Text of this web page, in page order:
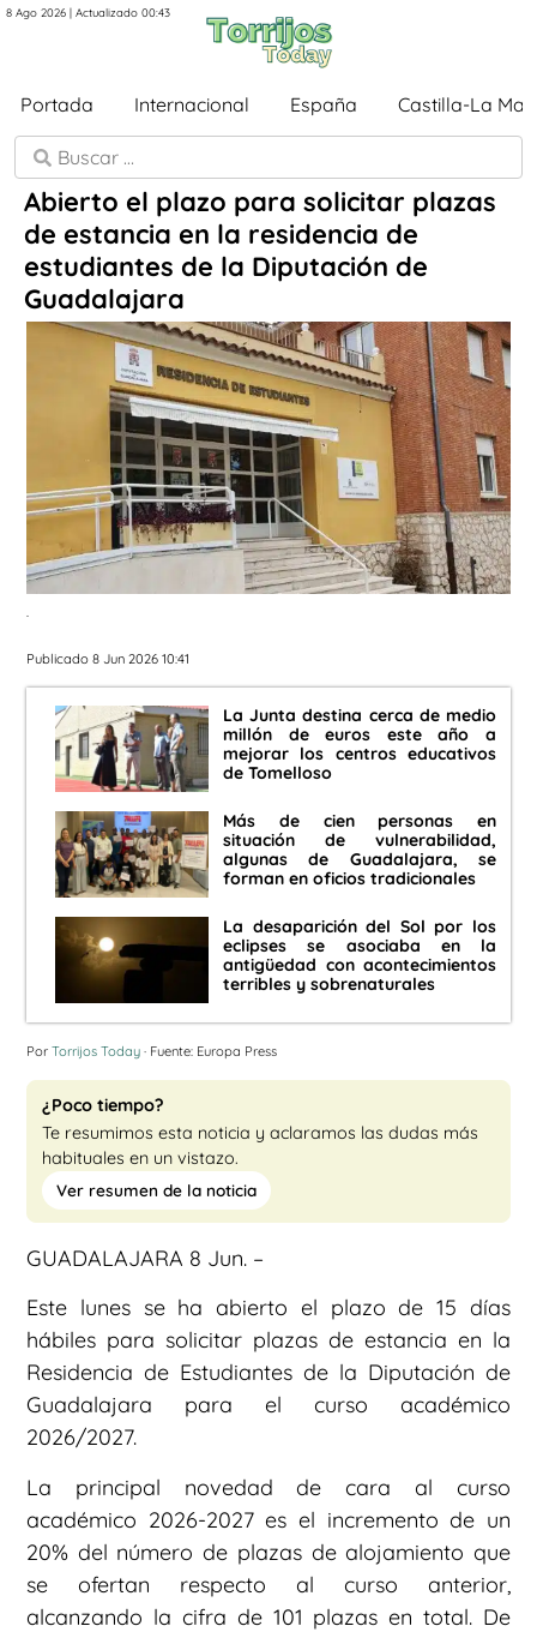
8 Ago 2026 | Actualizado 00:43
Portada Internacional España Castilla-La
Abierto el plazo para solicitar plazas
de estancia en la residencia de
estudiantes de la Diputación de
Guadalajara
.
Publicado 8 Jun 2026 10:41
La Junta destina cerca de medio
millón de euros este año a
mejorar los centros educativos
de Tomelloso
Más de cien personas en
situación de vulnerabilidad,
algunas de Guadalajara, se
forman en oficios tradicionales
La desaparición del Sol por los
eclipses se asociaba en la
antigüedad con acontecimientos
terribles y sobrenaturales
Por Torrijos Today · Fuente: Europa Press
¿Poco tiempo?
Te resumimos esta noticia y aclaramos las dudas más
habituales en un vistazo.
Ver resumen de la noticia
GUADALAJARA 8 Jun. –
Este lunes se ha abierto el plazo de 15 días
hábiles para solicitar plazas de estancia en la
Residencia de Estudiantes de la Diputación de
Guadalajara para el curso académico
2026/2027.
La principal novedad de cara al curso
académico 2026-2027 es el incremento de un
20% del número de plazas de alojamiento que
se ofertan respecto al curso anterior,
alcanzando la cifra de 101 plazas en total. De